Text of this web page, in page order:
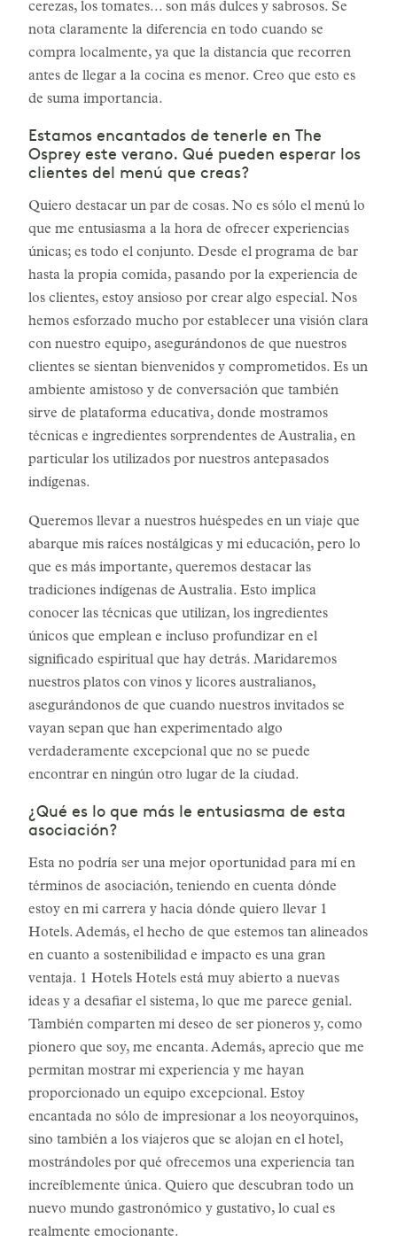
cerezas, los tomates... son más dulces y sabrosos. Se
nota claramente la diferencia en todo cuando se
compra localmente, ya que la distancia que recorren
antes de llegar a la cocina es menor. Creo que esto es
de suma importancia.
Estamos encantados de tenerle en The
Osprey este verano. Qué pueden esperar los
clientes del menú que creas?
Quiero destacar un par de cosas. No es sólo el menú lo
que me entusiasma a la hora de ofrecer experiencias
únicas; es todo el conjunto. Desde el programa de bar
hasta la propia comida, pasando por la experiencia de
los clientes, estoy ansioso por crear algo especial. Nos
hemos esforzado mucho por establecer una visión clara
con nuestro equipo, asegurándonos de que nuestros
clientes se sientan bienvenidos y comprometidos. Es un
ambiente amistoso y de conversación que también
sirve de plataforma educativa, donde mostramos
técnicas e ingredientes sorprendentes de Australia, en
particular los utilizados por nuestros antepasados
indígenas.
Queremos llevar a nuestros huéspedes en un viaje que
abarque mis raíces nostálgicas y mi educación, pero lo
que es más importante, queremos destacar las
tradiciones indígenas de Australia. Esto implica
conocer las técnicas que utilizan, los ingredientes
únicos que emplean e incluso profundizar en el
significado espiritual que hay detrás. Maridaremos
nuestros platos con vinos y licores australianos,
asegurándonos de que cuando nuestros invitados se
vayan sepan que han experimentado algo
verdaderamente excepcional que no se puede
encontrar en ningún otro lugar de la ciudad.
¿Qué es lo que más le entusiasma de esta
asociación?
Esta no podría ser una mejor oportunidad para mí en
términos de asociación, teniendo en cuenta dónde
estoy en mi carrera y hacia dónde quiero llevar 1
Hotels. Además, el hecho de que estemos tan alineados
en cuanto a sostenibilidad e impacto es una gran
ventaja. 1 Hotels Hotels está muy abierto a nuevas
ideas y a desafiar el sistema, lo que me parece genial.
También comparten mi deseo de ser pioneros y, como
pionero que soy, me encanta. Además, aprecio que me
permitan mostrar mi experiencia y me hayan
proporcionado un equipo excepcional. Estoy
encantada no sólo de impresionar a los neoyorquinos,
sino también a los viajeros que se alojan en el hotel,
mostrándoles por qué ofrecemos una experiencia tan
increíblemente única. Quiero que descubran todo un
nuevo mundo gastronómico y gustativo, lo cual es
realmente emocionante.